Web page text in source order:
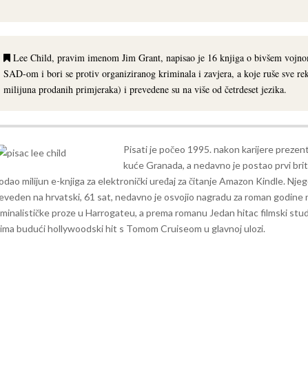
Lee Child, pravim imenom Jim Grant, napisao je 16 knjiga o bivšem
SAD-om i bori se protiv organiziranog kriminala i zavjera, a koje ruše sve
milijuna prodanih primjeraka) i prevedene su na više od četrdeset jezika.
Pisati je počeo 1995. nakon karijere
kuće Granada, a nedavno je postao prvi
milijun e-knjiga za elektronički uređaj za čitanje Amazon Kindle.
na hrvatski, 61 sat, nedavno je osvojio nagradu za roman godine
proze u Harrogateu, a prema romanu Jedan hitac filmski
budući hollywoodski hit s Tomom Cruiseom u glavnoj ulozi.